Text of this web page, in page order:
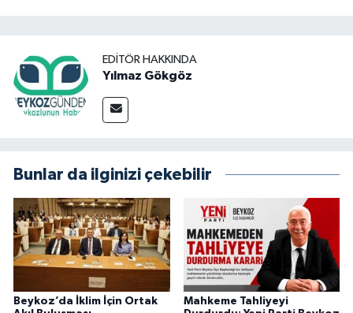
EDITÖR HAKKINDA
Yılmaz Gökgöz
Bunlar da ilginizi çekebilir
Beykoz’da İklim İçin Ortak
Mahkeme Tahliyeyi